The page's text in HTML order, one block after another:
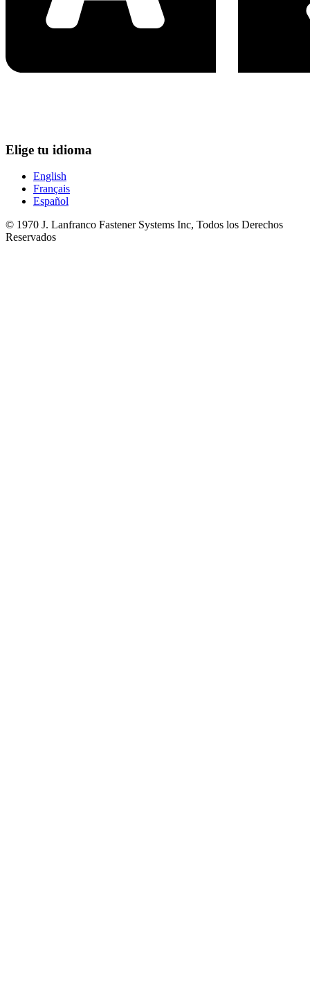
Elige tu idioma
English
Français
Español
© 1970 J. Lanfranco Fastener Systems Inc, Todos los Derechos
Reservados